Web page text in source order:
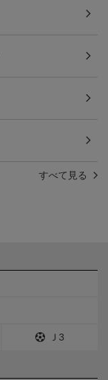
すべて見る
Ｊ3